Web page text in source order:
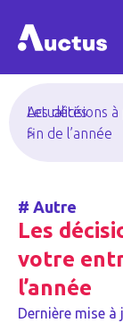
Actualités
>
Les décisions
fin de l’année
# Autre
Les
votre
l’année
Dernière mise à